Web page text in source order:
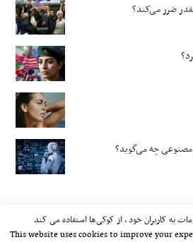
ضرر می‌کند؟
چه می‌گوید؟
به کاربران خود ، از کوکی‌ها استفاده می کند
This website uses cookies to improve your